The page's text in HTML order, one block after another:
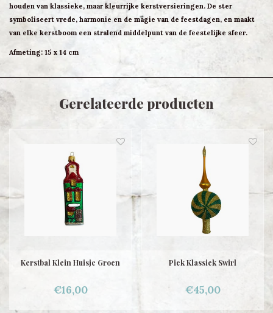
houden van klassieke, maar kleurrijke kerstversieringen. De ster
symboliseert vrede, harmonie en de magie van de feestdagen, en maakt
van elke kerstboom een stralend middelpunt van de feestelijke sfeer.
Afmeting: 15 x 14 cm
Gerelateerde producten
Kerstbal Klein Huisje Groen
€16,00
Piek Klassiek Swirl
€45,00